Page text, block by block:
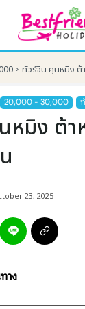
ร
ทัวร์จีน คุนหมิง ต้
20,000 - 30,000
หมิง ต้า
23, 2025
าง